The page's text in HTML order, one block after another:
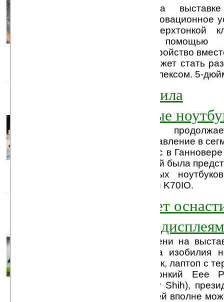
Компания ASUS на
представила свое инновационное
в форм-факторе сверхтонкой
Keyboard PC.C помощью
интерфейса HDMI устройство
или ЖК-монитором может стать
вычислительным комплексом. 5-
ASUS представила
мультимедийные
Компания ASUS
мультимедийное направление в
На проходящей сейчас в
тайваньской компанией была
серия мультимедийных
K50AB, K51AB, K50IJ и K70IO.
ASUS планирует
нетбуки OLED-
Asus не теряет времени на
рассыпая как из рога изобилия
двухпанельный ноутбук, лаптоп с
накопителем, супертонкий
Джонни Шина (Jonney Shih),
следующей инновацией вполне